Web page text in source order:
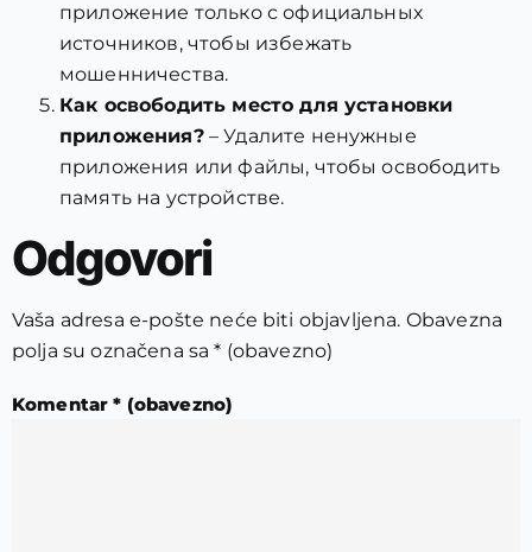
приложение только с официальных
источников, чтобы избежать
мошенничества.
Как освободить место для установки
приложения?– Удалите ненужные
приложения или файлы, чтобы освободить
память на устройстве.
Odgovori
Vaša adresa e-pošte neće biti objavljena. Obavezna
polja su označena sa* (obavezno)
Komentar* (obavezno)